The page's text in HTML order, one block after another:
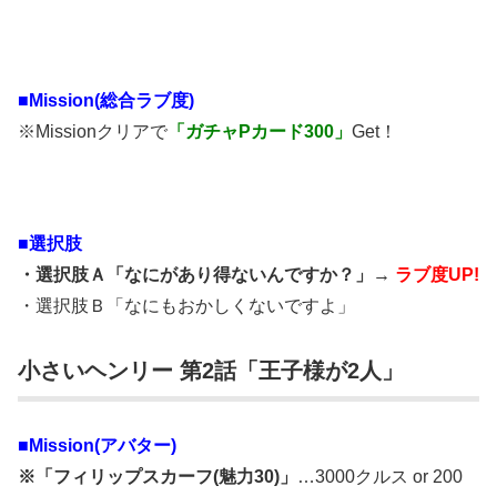
■Mission(総合ラブ度)
※Missionクリアで 「ガチャPカード300」 Get！
■選択肢
・選択肢Ａ「なにがあり得ないんですか？」→ ラブ度UP!
・選択肢Ｂ「なにもおかしくないですよ」
小さいヘンリー 第2話「王子様が2人」
■Mission(アバター)
※「フィリップスカーフ(魅力30)」
…3000クルス or 200